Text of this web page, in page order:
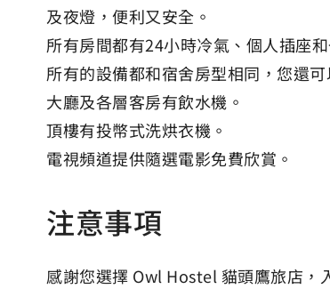
及夜燈，便利又安全。
所有房間都有24小時冷氣、個人插座
所有的設備都和宿舍房型相同，您還
大廳及各層客房有飲水機。
頂樓有投幣式洗烘衣機。
電視頻道提供隨選電影免費欣賞。
注意事項
感謝您選擇 Owl Hostel 貓頭鷹旅店，